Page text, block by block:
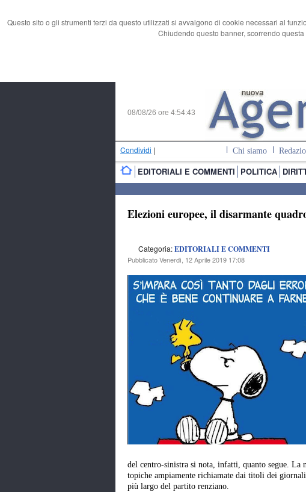
Questo sito o gli strumenti terzi da questo utilizzati si avvalgono di cookie necessari al
Chiudendo questo banner, scorrendo
08/08/26 ore 4:54:44
Condividi | Chi siamo
EDITORIALI E COMMENTI POLITICA
Elezioni europee, il disarmante
Categoria:EDITORIALI E COMMENTI
Pubblicato Venerdì, 12 Aprile 2019 17:08
del centro-sinistra si nota, infatti, quanto segue. La
topiche ampiamente richiamate dai titoli dei
più largo del partito renziano.